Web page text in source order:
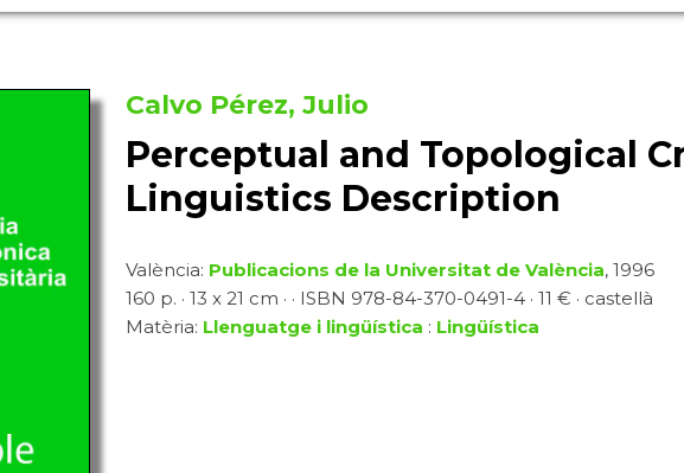
Calvo Pérez, Julio
Perceptual and Topological
Linguistics Description
València: Publicacions de la Universitat de València, 1996
160 p. · 13 x 21 cm · · ISBN 978-84-370-0491-4 · 11 € · castellà
Matèria: Llenguatge i lingüística : Lingüística